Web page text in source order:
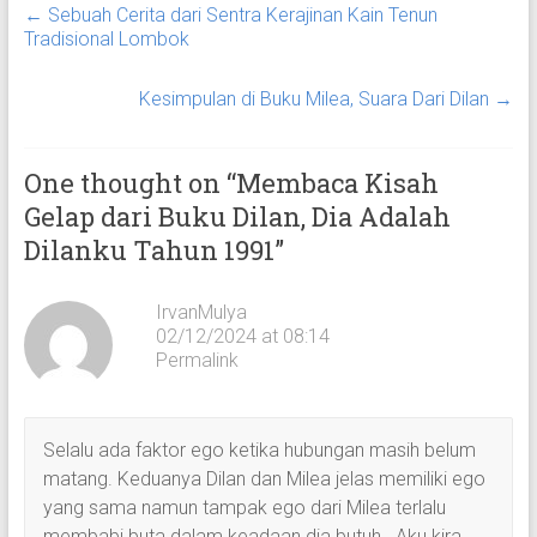
← Sebuah Cerita dari Sentra Kerajinan Kain Tenun
Tradisional Lombok
Kesimpulan di Buku Milea, Suara Dari Dilan →
One thought on “Membaca Kisah
Gelap dari Buku Dilan, Dia Adalah
Dilanku Tahun 1991”
IrvanMulya
02/12/2024 at 08:14
Permalink
Selalu ada faktor ego ketika hubungan masih belum
matang. Keduanya Dilan dan Milea jelas memiliki ego
yang sama namun tampak ego dari Milea terlalu